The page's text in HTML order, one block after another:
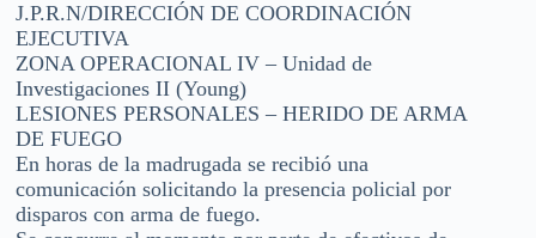
J.P.R.N/DIRECCIÓN DE COORDINACIÓN
EJECUTIVA
ZONA OPERACIONAL IV – Unidad de
Investigaciones II (Young)
LESIONES PERSONALES – HERIDO DE ARMA
DE FUEGO
En horas de la madrugada se recibió una
comunicación solicitando la presencia policial por
disparos con arma de fuego.